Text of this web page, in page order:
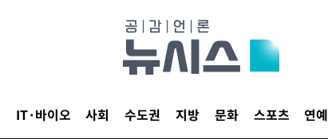
IT·바이오 사회 수도권 지방 문화 스포츠 연예